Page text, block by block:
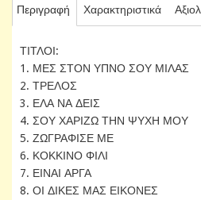
Περιγραφή Χαρακτηριστικά
ΤΙΤΛΟΙ:
1. ΜΕΣ ΣΤΟΝ ΥΠΝΟ ΣΟΥ ΜΙΛΑΣ
2. ΤΡΕΛΟΣ
3. ΕΛΑ ΝΑ ΔΕΙΣ
4. ΣΟΥ ΧΑΡΙΖΩ ΤΗΝ ΨΥΧΗ ΜΟΥ
5. ΖΩΓΡΑΦΙΣΕ ΜΕ
6. ΚΟΚΚΙΝΟ ΦΙΛΙ
7. ΕΙΝΑΙ ΑΡΓΑ
8. ΟΙ ΔΙΚΕΣ ΜΑΣ ΕΙΚΟΝΕΣ